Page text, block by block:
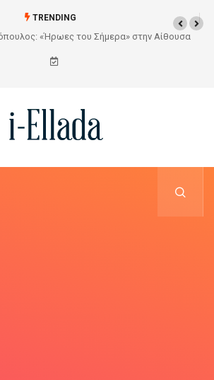
TRENDING
Σχέδιο στην Πραγματικότητα